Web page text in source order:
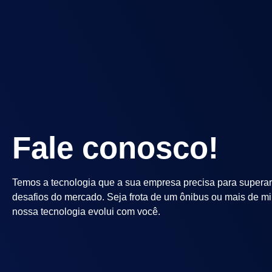
Fale conosco!
Temos a tecnologia que a sua empresa precisa para
desafios do mercado. Seja frota de um ônibus ou mais de
nossa tecnologia evolui com você.